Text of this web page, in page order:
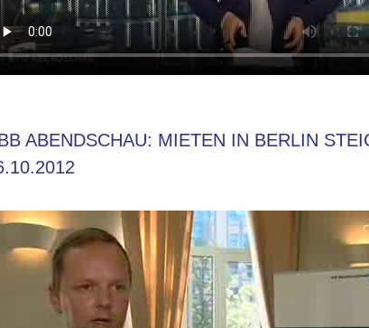
ABENDSCHAU: MIETEN IN BERLIN